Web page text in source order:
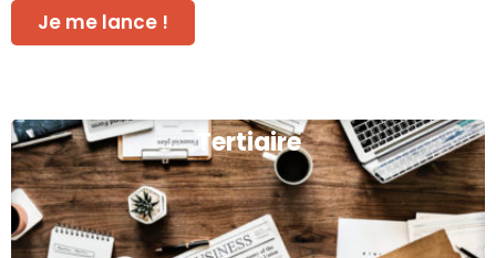
Je me lance !
Tertiaire